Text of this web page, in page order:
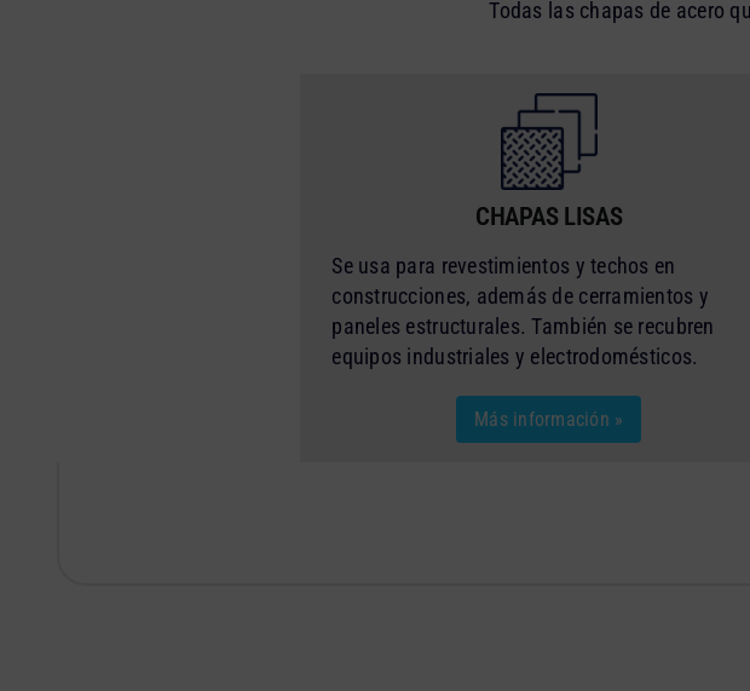
Todas las chapas de acero
CHAPAS LISAS
Se usa para revestimientos y techos en
construcciones, además de cerramientos y
paneles estructurales. También se recubren
equipos industriales y electrodomésticos.
Más información »